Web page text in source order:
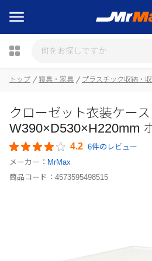
瓶詰
トップ 寝具・家具 プラスチック収納・
クローゼット衣装ケー
W390×D530×H220mm
4.2 6件のレビュー
メーカー： MrMax
商品コード： 4573595498515